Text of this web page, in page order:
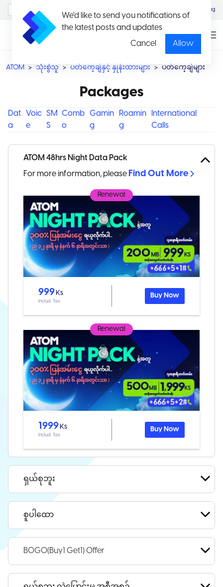
We'd like to send you notifications of
the latest posts and updates
Cancel
Allow
Eng
ATOM သုံးစွဲသူ ပတ်ကေ့ချ်နှင့် နှုန်းထားများ ပတ်ကေ့ချ်များ
Packages
Dat
a
Voic
e
SM
S
Comb
o
Gamin
g
Roamin
g
International
Calls
ATOM 48hrs Night Data Pack
For more information, please Find Out More
Renewal
999 Ks
Includ. Tax
Buy Now
Renewal
1999Ks
Includ. Tax
Buy Now
ရှယ်စုဘူး
စူပါထော
BOGO(Buy1 Get1) Offer